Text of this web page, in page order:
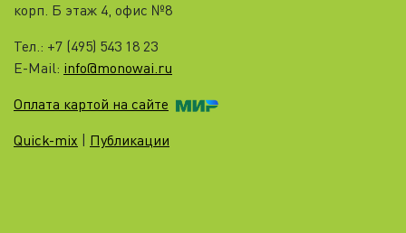
корп. Б этаж 4, офис №8
Тел.: +7 (495) 543 18 23
E-Mail: info@monowai.ru
Оплата картой на сайте
Quick-mix
Публикации